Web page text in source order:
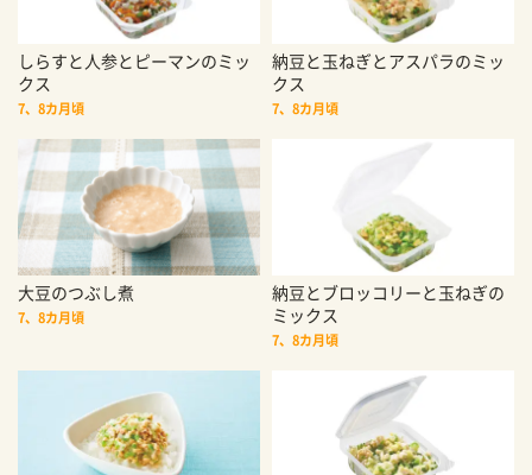
しらすと人参とピーマンのミッ
クス
7、8カ月頃
納豆と玉ねぎとアスパラのミッ
クス
7、8カ月頃
大豆のつぶし煮
7、8カ月頃
納豆とブロッコリーと玉ねぎの
ミックス
7、8カ月頃